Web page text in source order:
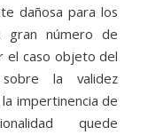
dañosa para los
gran número de
el caso objeto del
la validez
impertinencia de
quede